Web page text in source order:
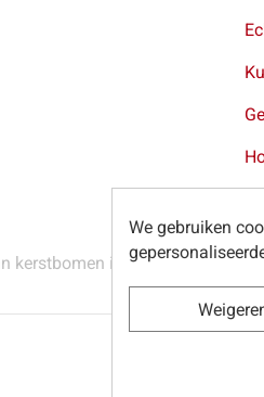
kerstbomen in Brussel-
We gebruiken